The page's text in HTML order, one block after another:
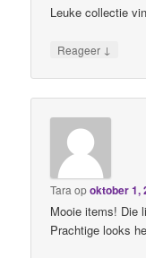
Leuke collectie
Reageer ↓
Taraopoktober 1,
Mooie items! Die
Prachtige looks